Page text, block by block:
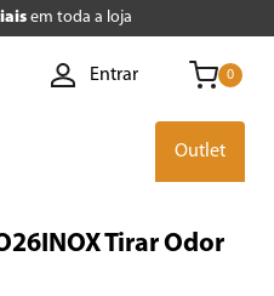
em toda a loja
Entrar 0
Outlet
Tirar Odor